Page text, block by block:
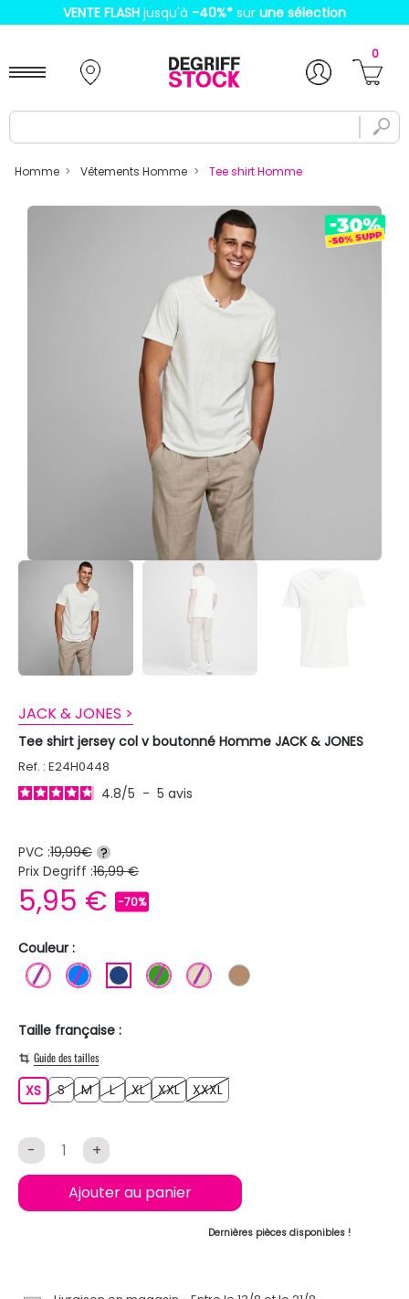
VENTE FLASH jusqu'à -40%* sur une sélection
0
Homme Vêtements Homme Tee shirt Homme
JACK & JONES >
Tee shirt jersey col v boutonné Homme JACK & JONES
Ref. : E24H0448
4.8/5 - 5 avis
PVC :19,99€ ?
Prix Degriff :16,99 €
5,95 € -70%
Couleur :
BLANCBLEU BLEU FONCE
VERT BEIGE MARRON CLAIR
Taille française :
Guide des tailles
XSXSSS MM LL XLXL XXLXXLXXXLXXXL
- +
Ajouter au panier
Dernières pièces disponibles !